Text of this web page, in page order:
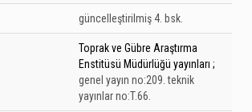
güncelleştirilmiş 4. bsk.
Toprak ve Gübre Araştırma
Enstitüsü Müdürlüğü yayınları ;
genel yayın no:209. teknik
yayınlar no:T.66.